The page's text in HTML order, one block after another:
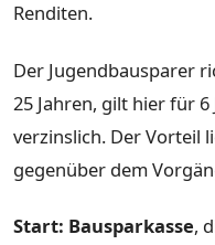
Renditen.
Der Jugendbausparer
25 Jahren, gilt hier für
verzinslich. Der Vorteil
gegenüber dem
Start: Bausparkasse,